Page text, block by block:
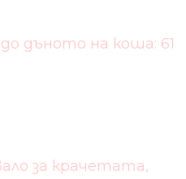
дъното на коша: 61
за крачетата,